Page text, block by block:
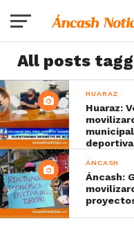
All posts
HUARAZ
Huaraz:
ÁNCASH
Áncash: